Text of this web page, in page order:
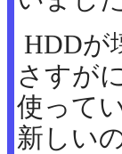
HDDが
さすが
使って
新しい